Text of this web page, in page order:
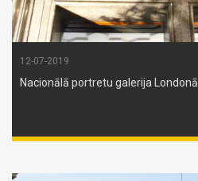
12-07-2019
Nacionālā portretu galerija Londonā